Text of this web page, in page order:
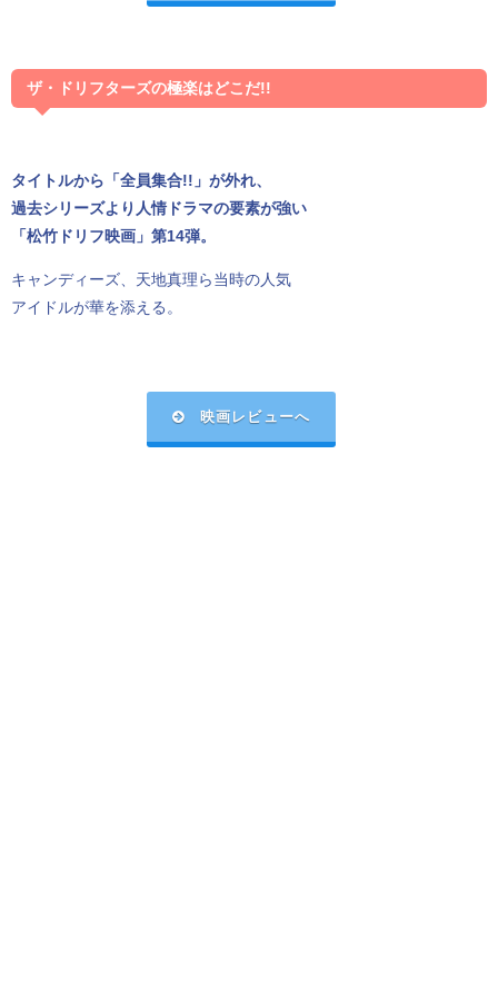
ザ・ドリフターズの極楽はどこだ!!
タイトルから「全員集合!!」が外れ、
過去シリーズより人情ドラマの要素が強い
「松竹ドリフ映画」第14弾。
キャンディーズ、天地真理ら当時の人気
アイドルが華を添える。
映画レビューへ